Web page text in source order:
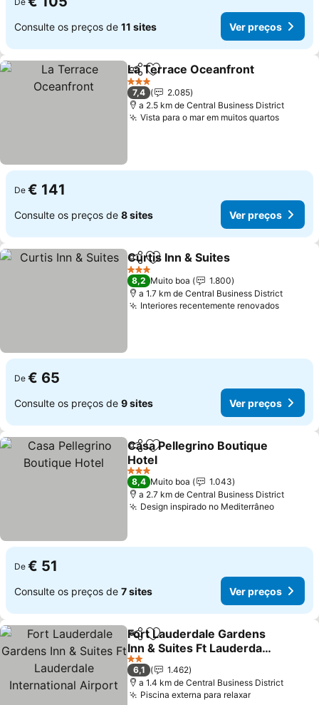
Consulte os preços de 11 sites Ver preços
PartilharAdicionar aos favoritos
La Terrace Oceanfront
3 Estrelas
7,4
2.085
a 2.5 km de Central Business District
Vista para o mar em muitos quartosVer
De € 141
Consulte os preços de 8 sites Ver preços
PartilharAdicionar aos favoritos
Curtis Inn & Suites
3 Estrelas
8,2 Muito boa
1.800
a 1.7 km de Central Business District
Interiores recentemente renovadosVer
De € 65
Consulte os preços de 9 sites Ver preços
PartilharAdicionar aos favoritos
Casa Pellegrino Boutique
Hotel
Ver preços
3 Estrelas
8,4 Muito boa
1.043
a 2.7 km de Central Business District
Design inspirado no MediterrâneoVer
De € 51
Consulte os preços de 7 sites Ver preços
PartilharAdicionar aos favoritos
Fort Lauderdale Gardens
Inn & Suites Ft Lauderdale
International Airport
Ver preços
2 Estrelas
6,1
1.462
a 1.4 km de Central Business District
Piscina externa para relaxarVer preços